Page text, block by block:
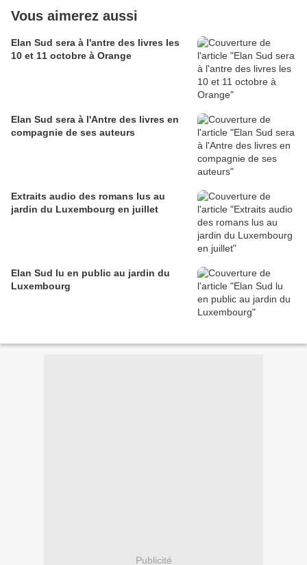
Vous aimerez aussi
Elan Sud sera à l'antre des livres les
10 et 11 octobre à Orange
Elan Sud sera à l'Antre des livres en
compagnie de ses auteurs
Extraits audio des romans lus au
jardin du Luxembourg en juillet
Elan Sud lu en public au jardin du
Luxembourg
Publicité